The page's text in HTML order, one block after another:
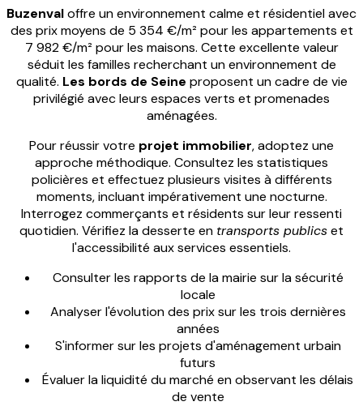
Buzenvaloffre un environnement calme et résidentiel avec
des prix moyens de 5 354 €/m² pour les appartements et
7 982 €/m² pour les maisons. Cette excellente valeur
séduit les familles recherchant un environnement de
qualité. Les bords de Seine proposent un cadre de vie
privilégié avec leurs espaces verts et promenades
aménagées.
Pour réussir votre projet immobilier, adoptez une
approche méthodique. Consultez les statistiques
policières et effectuez plusieurs visites à différents
moments, incluant impérativement une nocturne.
Interrogez commerçants et résidents sur leur ressenti
quotidien. Vérifiez la desserte en transports publicset
l'accessibilité aux services essentiels.
Consulter les rapports de la mairie sur la sécurité
locale
Analyser l'évolution des prix sur les trois dernières
années
S'informer sur les projets d'aménagement urbain
futurs
Évaluer la liquidité du marché en observant les délais
de vente